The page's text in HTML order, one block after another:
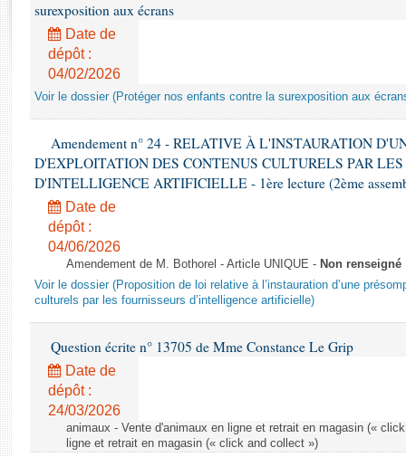
Rapports d'enquête
Rapports législatifs
Rapports sur l'application des lois
Baromètre de l’application des lois
Dossiers législatifs
Budget et sécurité sociale
Questions écrites et orales
Comptes rendus des débats
surexposition aux écrans
Date de
dépôt :
04/02/2026
Voir le dossier (Protéger nos enfants contre la surexposition aux
Amendement n° 24 - RELATIVE À L'INSTAURATION
D'EXPLOITATION DES CONTENUS CULTURELS PAR LES
D'INTELLIGENCE ARTIFICIELLE - 1ère lecture (2ème
Date de
dépôt :
04/06/2026
Amendement de M. Bothorel - Article UNIQUE - Non renseigné
Voir le dossier (Proposition de loi relative à l’instauration d’une
culturels par les fournisseurs d’intelligence artificielle)
Question écrite n° 13705 de Mme Constance Le Grip
Date de
dépôt :
24/03/2026
animaux - Vente d'animaux en ligne et retrait en magasin («
ligne et retrait en magasin (« click and collect »)